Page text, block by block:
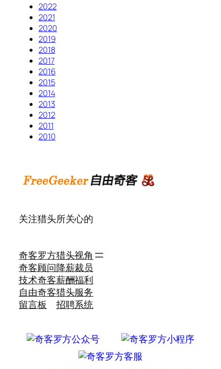
2022
2021
2020
2019
2018
2017
2016
2015
2014
2013
2012
2011
2010
关注猎头所关心的
奇客罗方
奇客顾问
技术奇客
自由奇客
留言板
猎头视角
降薪裁员
薪酬福利
猎头服务
招聘系统